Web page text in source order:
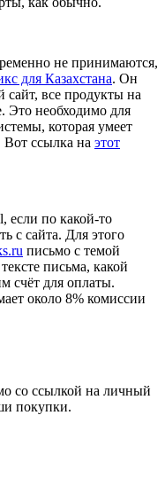
не принимаются,
для Казахстана. Он
все продукты на
Это необходимо для
которая умеет
ссылка на этот
если по какой-то
с сайта. Для этого
письмо с темой
письма, какой
счёт для оплаты.
около 8% комиссии
со ссылкой на личный
покупки.